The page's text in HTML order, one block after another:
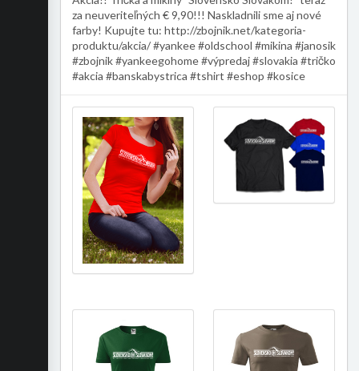
za neuveriteľných € 9,90!!! Naskladnili sme aj nové
farby! Kupujte tu: http://zbojnik.net/kategoria-
produktu/akcia/ #yankee #oldschool #mikina #janosik
#zbojnik #yankeegohome #výpredaj #slovakia #tričko
#akcia #banskabystrica #tshirt #eshop #kosice